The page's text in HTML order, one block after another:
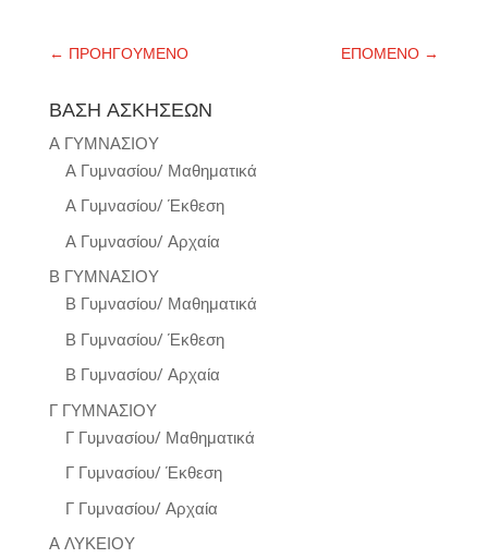
← ΠΡΟΗΓΟΥΜΕΝΟ ΕΠΟΜΕΝΟ →
ΒΑΣΗ ΑΣΚΗΣΕΩΝ
Α ΓΥΜΝΑΣΙΟΥ
Α Γυμνασίου/ Μαθηματικά
Α Γυμνασίου/ Έκθεση
Α Γυμνασίου/ Αρχαία
Β ΓΥΜΝΑΣΙΟΥ
Β Γυμνασίου/ Μαθηματικά
Β Γυμνασίου/ Έκθεση
Β Γυμνασίου/ Αρχαία
Γ ΓΥΜΝΑΣΙΟΥ
Γ Γυμνασίου/ Μαθηματικά
Γ Γυμνασίου/ Έκθεση
Γ Γυμνασίου/ Αρχαία
Α ΛΥΚΕΙΟΥ